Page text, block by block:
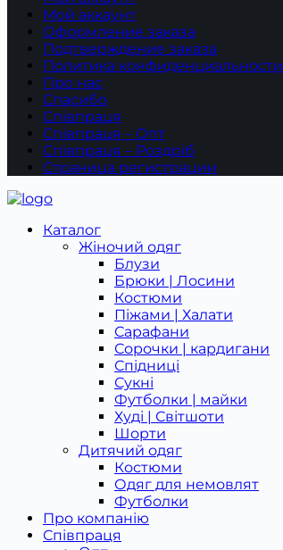
Мой аккаунт
Оформление заказа
Подтверждение заказа
Политика конфиденциальности
Про нас
Спасибо
Співпраця
Співпраця – Опт
Співпраця – Роздріб
Страница регистрации
Каталог
Жіночий одяг
Блузи
Брюки | Лосини
Костюми
Піжами | Халати
Сарафани
Сорочки | кардигани
Спідниці
Сукні
Футболки | майки
Худі | Світшоти
Шорти
Дитячий одяг
Костюми
Одяг для немовлят
Футболки
Про компанію
Співпраця